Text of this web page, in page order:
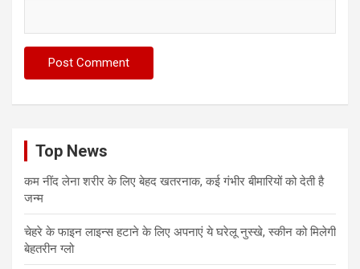
Top News
कम नींद लेना शरीर के लिए बेहद खतरनाक, कई गंभीर बीमारियों को देती है
जन्म
चेहरे के फाइन लाइन्स हटाने के लिए अपनाएं ये घरेलू नुस्खे, स्कीन को मिलेगी
बेहतरीन ग्लो